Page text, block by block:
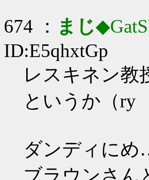
674 ： まじ
ID:E5qhxtGp
レスキネン教
というか（ry
ダンディに
ブラウンさ